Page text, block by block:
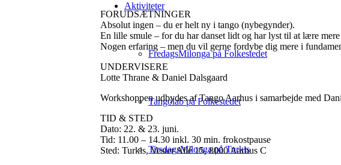
Aktiviteter
FredagsMilonga på Folkestedet
Tangolab på Folkestedet
TirsdagsMilonga på Turkis
FORUDSÆTNINGER
Absolut ingen – du er helt ny i tango (nybegynder).
En lille smule – for du har danset lidt og har lyst til at lære
Nogen erfaring – men du vil gerne fordybe dig mere i
UNDERVISERE
Lotte Thrane & Daniel Dalsgaard
Workshoppen udbydes af Tango Aarhus i samarbejde med
TID & STED
Dato: 22. & 23. juni.
Tid: 11.00 – 14.30 inkl. 30 min. frokostpause
Sted: Turkis, Vester Allé 15, 8000 Aarhus C